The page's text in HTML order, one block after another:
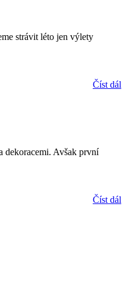
strávit léto jen výlety
Číst dál
dekoracemi. Avšak první
Číst dál